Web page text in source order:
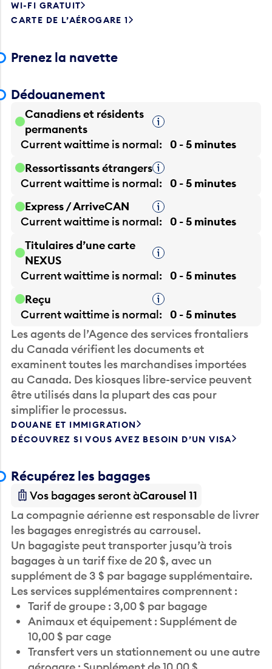
CARTE DE L’AÉROGARE 1
Canadiens et résidents
permanents
Current waittime is
normal
Current waittime isnormal
Current waittime isnormal
NEXUS
Current waittime is
normal
Current waittime is
normal
Les agents de l’Agence des services frontaliers
du Canada vérifient les documents et
examinent toutes les marchandises importées
au Canada. Des kiosques libre-service peuvent
être utilisés dans la plupart des cas pour
simplifier le processus.
DOUANE ET IMMIGRATION
DÉCOUVREZ SI VOUS AVEZ BESOIN D’UN VISA
Vos bagages seront àCarousel 11
La compagnie aérienne est responsable de livrer
les bagages enregistrés au carrousel.
Un bagagiste peut transporter jusqu’à trois
bagages à un tarif fixe de 20 $, avec un
supplément de 3 $ par bagage supplémentaire.
Les services supplémentaires comprennent :
Tarif de groupe : 3,00 $ par bagage
Animaux et équipement : Supplément de
10,00 $ par cage
Transfert vers un stationnement ou une autre
aérogare : Supplément de 10,00 $